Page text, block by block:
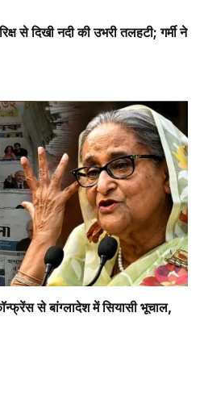
से दिखी नदी की उभरी तलहटी; गर्मी ने
से बांग्लादेश में सियासी भूचाल,